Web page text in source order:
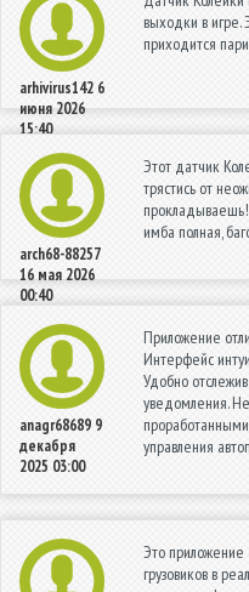
arhivirus142 6
июня 2026
15:40
выходки в игре.
приходится
arch68-88257
16 мая 2026
00:40
Этот датчик
трястись от
имба полная,
anagr68689 9
декабря
2025 03:00
Приложение
Интерфейс
Удобно
уведомления.
управления
Это приложение
грузовиков в